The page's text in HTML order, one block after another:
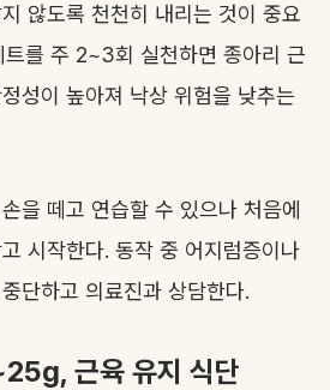
않도록 천천히 내리는 것이 중요
를 주 2~3회 실천하면 종아리 근
성이 높아져 낙상 위험을 낮추는
을 떼고 연습할 수 있으나 처음에
시작한다. 동작 중 어지럼증이나
단하고 의료진과 상담한다.
근육 유지 식단